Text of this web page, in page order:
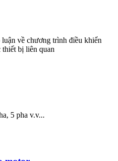
về chương trình điều khiển
bị liên quan
5 pha v.v...